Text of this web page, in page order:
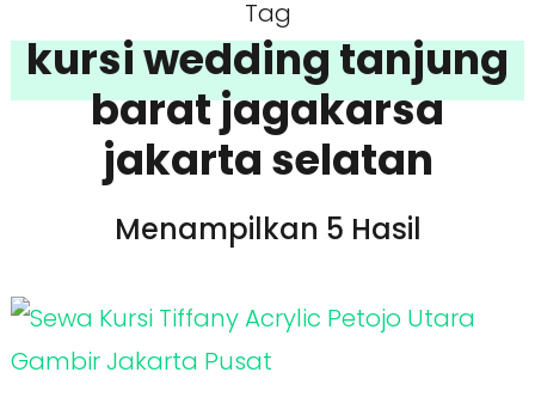
Tag
kursi wedding tanjung
barat jagakarsa
jakarta selatan
Menampilkan 5 Hasil